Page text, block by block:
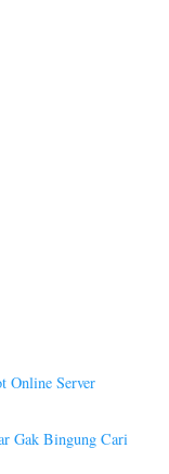
Online Server
Gak Bingung Cari